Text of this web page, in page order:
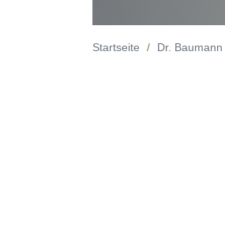
Startseite Dr. Baumann